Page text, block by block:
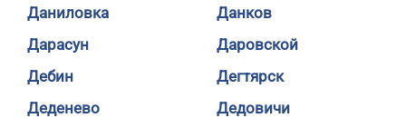
Даниловка
Данков
Дарасун
Даровской
Дебин
Дегтярск
Деденево
Дедовичи